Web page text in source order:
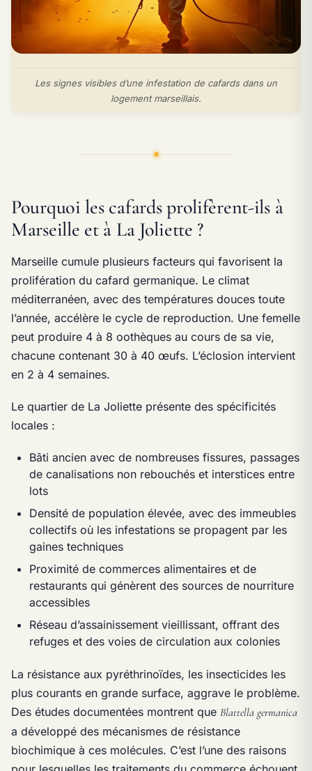
Les signes visibles d’une infestation de cafards dans un
logement marseillais.
Pourquoi les cafards prolifèrent-ils à
Marseille et à La Joliette ?
Marseille cumule plusieurs facteurs qui favorisent la
prolifération du cafard germanique. Le climat
méditerranéen, avec des températures douces toute
l’année, accélère le cycle de reproduction. Une femelle
peut produire 4 à 8 oothèques au cours de sa vie,
chacune contenant 30 à 40 œufs. L’éclosion intervient
en 2 à 4 semaines.
Le quartier de La Joliette présente des spécificités
locales :
Bâti ancien avec de nombreuses fissures, passages
de canalisations non rebouchés et interstices entre
lots
Densité de population élevée, avec des immeubles
collectifs où les infestations se propagent par les
gaines techniques
Proximité de commerces alimentaires et de
restaurants qui génèrent des sources de nourriture
accessibles
Réseau d’assainissement vieillissant, offrant des
refuges et des voies de circulation aux colonies
La résistance aux pyréthrinoïdes, les insecticides les
plus courants en grande surface, aggrave le problème.
Des études documentées montrent que Blattella germanica
a développé des mécanismes de résistance
biochimique à ces molécules. C’est l’une des raisons